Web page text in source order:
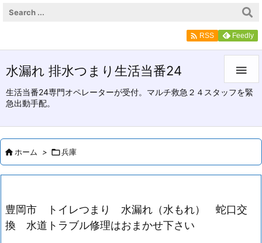
水漏れ 排水つまり生活当番24
生活当番24専門オペレーターが受付。マルチ救急２４スタッフを緊
急出動手配。

 RSS Feedly
ホーム > 兵庫
豊岡市 トイレつまり 水漏れ（水もれ） 蛇口交
換 水道トラブル修理はおまかせ下さい